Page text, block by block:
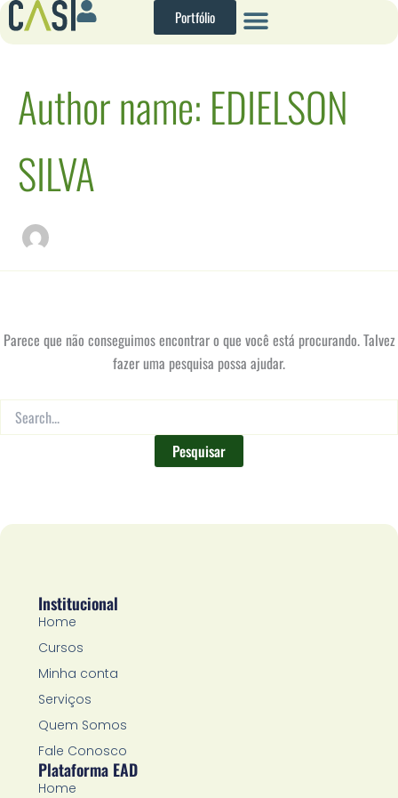
Ir
para
Portfólio
Author name: EDIELSON
SILVA
Parece que não conseguimos encontrar o que você está procurando. Talvez
fazer uma pesquisa possa ajudar.
Pesquisar
por:
Institucional
Home
Cursos
Minha conta
Serviços
Quem Somos
Fale Conosco
Plataforma EAD
Home